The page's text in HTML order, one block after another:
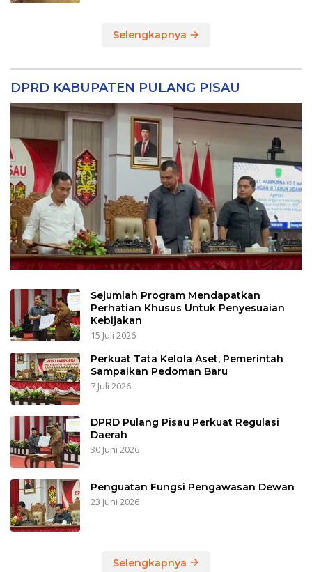
Selengkapnya
DPRD KABUPATEN PULANG PISAU
Sejumlah Program Mendapatkan
Perhatian Khusus Untuk Penyesuaian
Kebijakan
15 Juli 2026
Perkuat Tata Kelola Aset, Pemerintah
Sampaikan Pedoman Baru
7 Juli 2026
DPRD Pulang Pisau Perkuat Regulasi
Daerah
30 Juni 2026
Penguatan Fungsi Pengawasan Dewan
23 Juni 2026
Selengkapnya